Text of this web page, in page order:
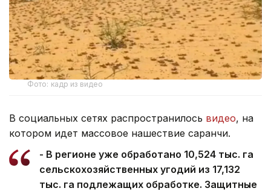
Фото: кадр из видео
В социальных сетях распространилось видео, на
котором идет массовое нашествие саранчи.
- В регионе уже обработано 10,524 тыс. га
сельскохозяйственных угодий из 17,132
тыс. га подлежащих обработке. Защитные